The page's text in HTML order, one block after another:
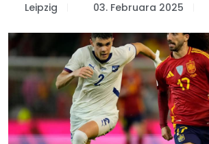
Leipzig 03. Februara 2025